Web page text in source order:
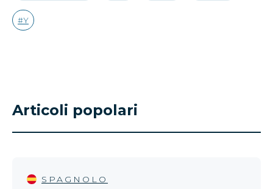
Y
Articoli popolari
SPAGNOLO